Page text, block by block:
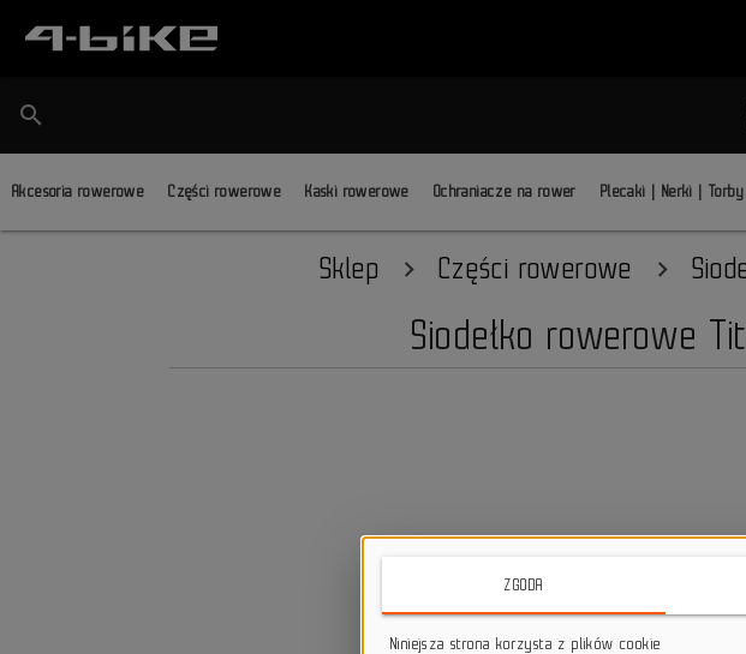
search
Akcesoria rowerowe Części rowerowe Kaski rowerowe Ochraniacze na rower Plecaki | Nerki |
Sklep Części rowerowe
Siodełko rowerowe
ZGODA
Niniejsza strona korzysta z plików cookie